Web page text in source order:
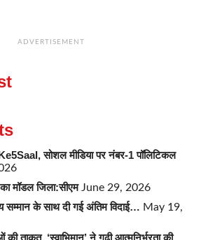
ADVERTISEMENT
सोशल मीडिया पर नंबर-1 पॉलिटिकल
मॉडल जिला:सीएम June 29, 2026
के साथ दी गई अंतिम विदाई… May 19,